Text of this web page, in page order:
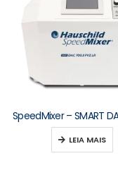
LEIA MAIS